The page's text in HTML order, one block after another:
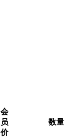
会
员
价
数量